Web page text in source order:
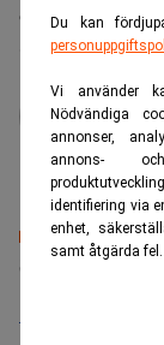
Du kan
Vi använder
Nödvändiga
annonser,
annons-
identifiering via
enhet,
samt åtgärda fel.
är kostnadsfritt:
Senaste